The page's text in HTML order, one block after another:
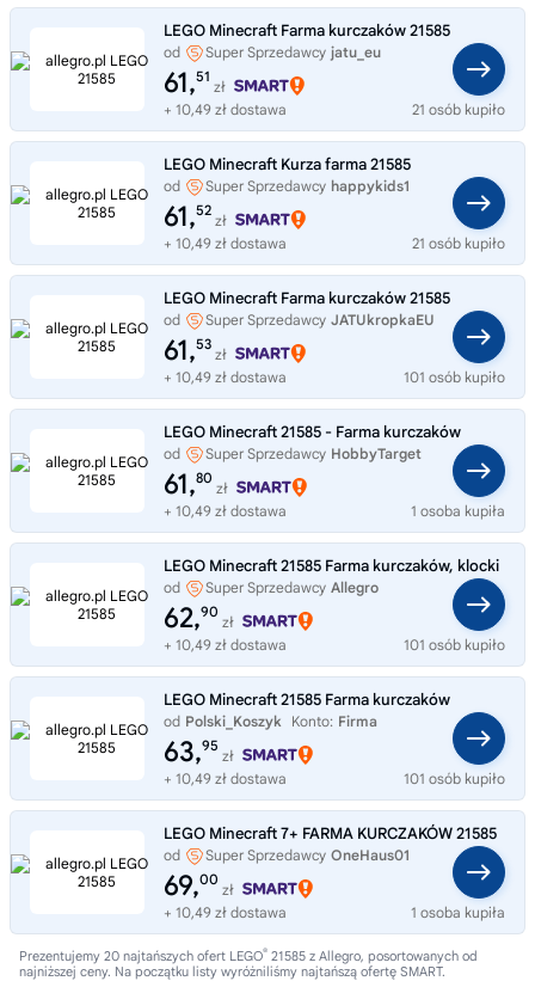
LEGO Minecraft Farma kurczaków 21585
od Super Sprzedawcy jatu_eu
61,51
zł
+ 10,49 zł dostawa
21 osób kupiło
LEGO Minecraft Kurza farma 21585
od Super Sprzedawcy happykids1
61,52
zł
+ 10,49 zł dostawa
21 osób kupiło
LEGO Minecraft Farma kurczaków 21585
od Super Sprzedawcy JATUkropkaEU
61,53
zł
+ 10,49 zł dostawa
101 osób kupiło
LEGO Minecraft 21585 - Farma kurczaków
od Super Sprzedawcy HobbyTarget
61,80
zł
+ 10,49 zł dostawa
1 osoba kupiła
LEGO Minecraft 21585 Farma kurczaków, klocki
od Super Sprzedawcy Allegro
62,90
zł
+ 10,49 zł dostawa
101 osób kupiło
LEGO Minecraft 21585 Farma kurczaków
od Polski_Koszyk Konto: Firma
63,95
zł
+ 10,49 zł dostawa
101 osób kupiło
LEGO Minecraft 7+ FARMA KURCZAKÓW 21585
od Super Sprzedawcy OneHaus01
69,00
zł
+ 10,49 zł dostawa
1 osoba kupiła
Prezentujemy 20 najtańszych ofert LEGO® 21585 z Allegro, posortowanych od
najniższej ceny. Na początku listy wyróżniliśmy najtańszą ofertę SMART.